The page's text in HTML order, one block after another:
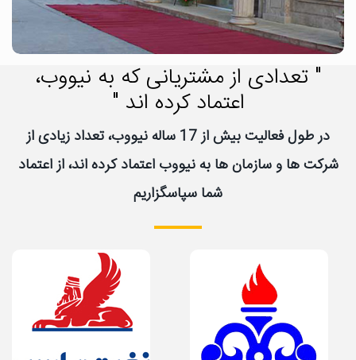
" تعدادی از مشتریانی که به نیووب،
اعتماد کرده اند "
در طول فعالیت بیش از 17 ساله نیووب، تعداد زیادی از
شرکت ها و سازمان ها به نیووب اعتماد کرده اند، از اعتماد
شما سپاسگزاریم